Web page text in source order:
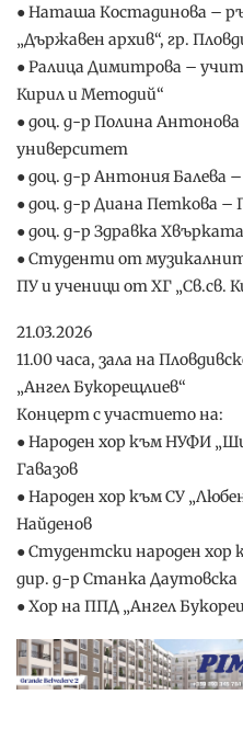
● Наташа Костадинова –
„Държавен архив“, гр.
● Ралица Димитрова –
Кирил и Методий“
● доц. д-р Полина Антонова
университет
● доц. д-р Антония Балева
● доц. д-р Диана Петкова –
● доц. д-р Здравка
● Студенти от
ПУ и ученици от ХГ „Св.св.
21.03.2026
11.00 часа, зала на
„Ангел Букорещлиев“
Концерт с участието на:
● Народен хор към НУФИ
Гавазов
● Народен хор към СУ
Найденов
● Студентски народен хор
дир. д-р Станка Даутовска
● Хор на ППД „Ангел